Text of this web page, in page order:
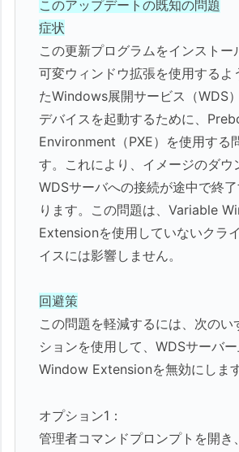
このアップデートの既知の問題
症状
この更新プログラムをインストー
可変ウィンドウ拡張を使用するよ
たWindows展開サービス（WDS
デバイスを起動するために、
Environment（PXE）を使用する
す。これにより、イメージのダウ
WDSサーバへの接続が途中で終
ります。この問題は、Variable
Extensionを使用していないクラ
イスには影響しません。
回避策
この問題を軽減するには、次のい
ションを使用して、WDSサーバ
Window Extensionを無効にします
オプション1：
管理者コマンドプロンプトを開き